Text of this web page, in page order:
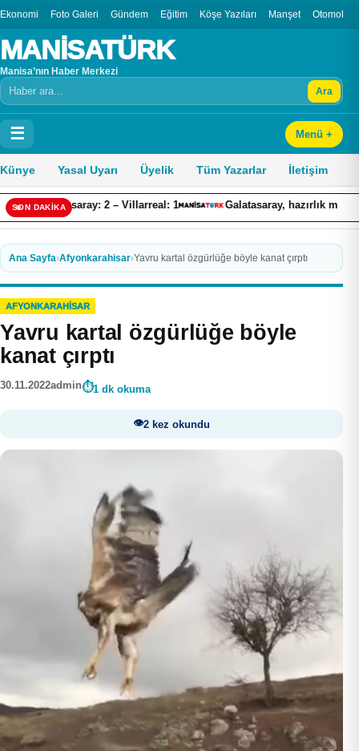
Ekonomi Foto Galeri Gündem Eğitim Köşe Yazıları Manşet Otomobil
MANİSATÜRK
Manisa’nın Haber Merkezi
Arama Ara
☰ Menü +
Künye Yasal Uyarı Üyelik Tüm Yazarlar İletişim
SON DAKİKA
2 – Villarreal: 1 Galatasaray, hazırlık maçında Villarreal’e 2-
Ana Sayfa›Afyonkarahisar›Yavru kartal özgürlüğe böyle kanat çırptı
AFYONKARAHISAR
Yavru kartal özgürlüğe böyle
kanat çırptı
30.11.2022admin 1 dk okuma
2 kez okundu